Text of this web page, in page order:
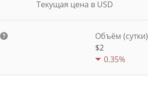
Текущая цена в USD
Объём (сутки)
$2
0.35%